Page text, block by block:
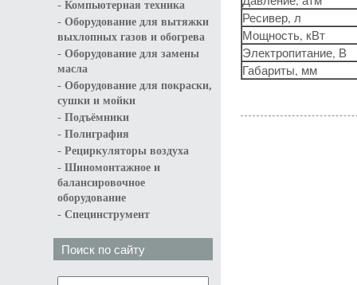
- Компьютерная техника
- Оборудование для вытяжки
выхлопных газов и обогрева
- Оборудование для замены
масла
- Оборудование для покраски,
сушки и мойки
- Подъёмники
- Полиграфия
- Рециркуляторы воздуха
- Шиномонтажное и
балансировочное
оборудование
- Специнструмент
Поиск по сайту
Ресивер, л
Мощность, кВт
Электропитание, В
Габариты, мм